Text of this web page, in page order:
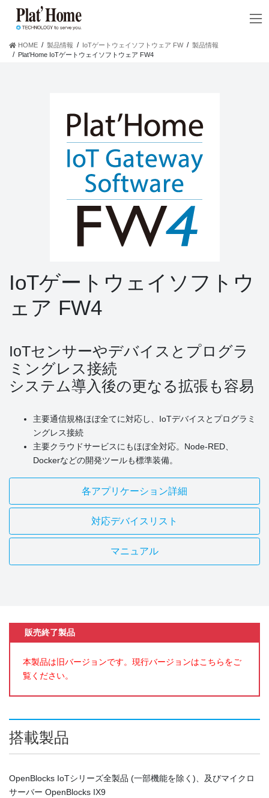
HOME 製品情報 IoTゲートウェイソフトウェア FW
製品情報
Plat’Home IoTゲートウェイソフトウェア FW4
IoTゲートウェイソフトウ
ェア FW4
IoTセンサーやデバイスとプログラ
ミングレス接続
システム導入後の更なる拡張も容易
主要通信規格ほぼ全てに対応し、IoTデバイスとプログラミ
ングレス接続
主要クラウドサービスにもほぼ全対応。Node-RED、
Dockerなどの開発ツールも標準装備。
各アプリケーション詳細
対応デバイスリスト
マニュアル
販売終了製品
本製品は旧バージョンです。現行バージョンはこちらをご
覧ください。
搭載製品
OpenBlocks IoTシリーズ全製品 (一部機能を除く)、及びマイクロ
サーバー OpenBlocks IX9